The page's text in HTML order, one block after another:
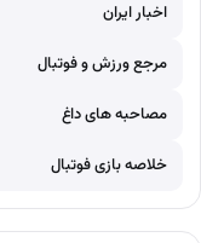
اخبار ایران
مرجع ورزش و فوتبال
مصاحبه های داغ
خلاصه بازی فوتبال